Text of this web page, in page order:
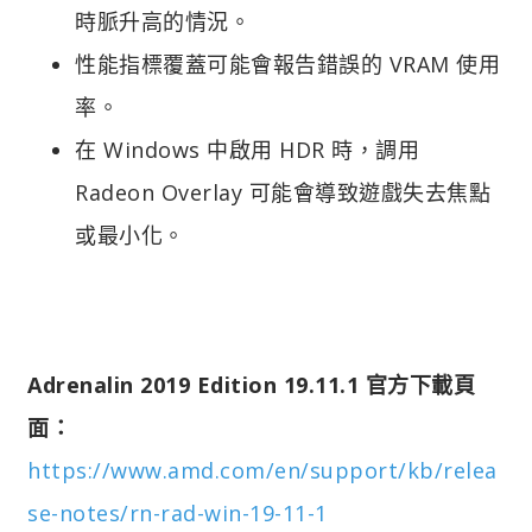
時脈升高的情況。
性能指標覆蓋可能會報告錯誤的 VRAM 使用
率。
在 Windows 中啟用 HDR 時，調用
Radeon Overlay 可能會導致遊戲失去焦點
或最小化。
Adrenalin 2019 Edition 19.11.1 官方下載頁
面：
https://www.amd.com/en/support/kb/relea
se-notes/rn-rad-win-19-11-1